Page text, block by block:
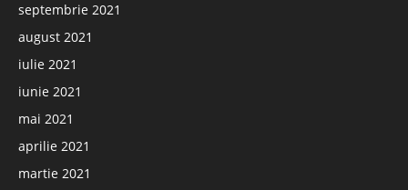
septembrie 2021
august 2021
iulie 2021
iunie 2021
mai 2021
aprilie 2021
martie 2021